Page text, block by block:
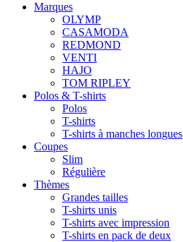
Marques
OLYMP
CASAMODA
REDMOND
VENTI
HAJO
TOM RIPLEY
Polos & T-shirts
Polos
T-shirts
T-shirts à manches longues
Coupes
Slim
Régulière
Thèmes
Grandes tailles
T-shirts unis
T-shirts avec impression
T-shirts en pack de deux